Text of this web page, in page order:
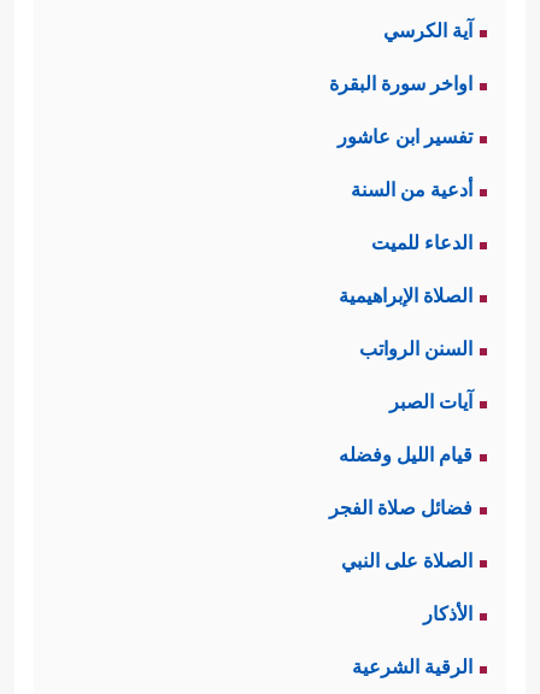
آية الكرسي
اواخر سورة البقرة
تفسير ابن عاشور
أدعية من السنة
الدعاء للميت
الصلاة الإبراهيمية
السنن الرواتب
آيات الصبر
قيام الليل وفضله
فضائل صلاة الفجر
الصلاة على النبي
الأذكار
الرقية الشرعية